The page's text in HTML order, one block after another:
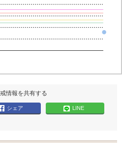
情報を共有する
シェア LINE